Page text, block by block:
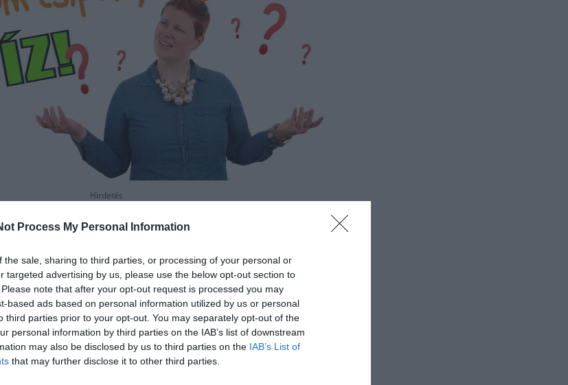
Process My Personal Information
the sale, sharing to third parties, or processing of your personal or
targeted advertising by us, please use the below opt-out section to
note that after your opt-out request is processed you may
based ads based on personal information utilized by us or personal
third parties prior to your opt-out. You may separately opt-out of the
personal information by third parties on the IAB’s list of downstream
may also be disclosed by us to third parties on the IAB’s List of
that may further disclose it to other third parties.
Hirdetés